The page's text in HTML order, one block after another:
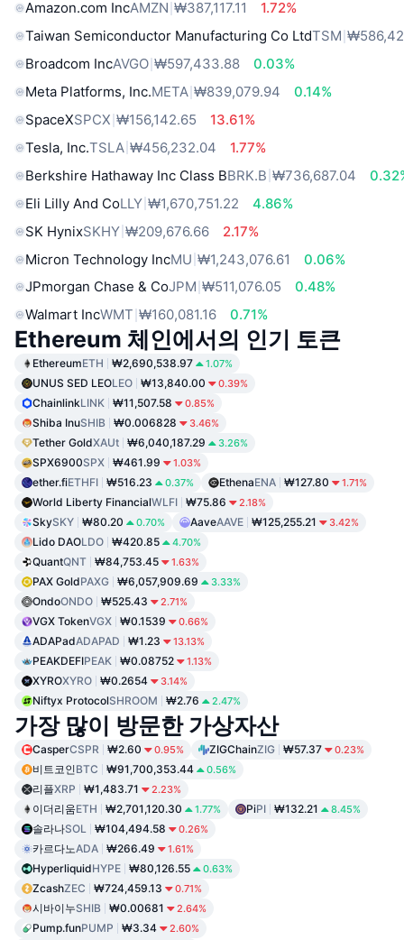
Amazon.com IncAMZN ₩387,117.11
1.72%
Taiwan Semiconductor Manufacturing Co LtdTSM
Broadcom IncAVGO ₩597,433.88
0.03%
Meta Platforms, Inc.META ₩839,079.94
0.14%
SpaceXSPCX ₩156,142.65
13.61%
Tesla, Inc.TSLA ₩456,232.04
1.77%
Berkshire Hathaway Inc Class BBRK.B ₩736,687.04
Eli Lilly And CoLLY ₩1,670,751.22
4.86%
SK HynixSKHY ₩209,676.66
2.17%
Micron Technology IncMU ₩1,243,076.61
0.06%
JPmorgan Chase & CoJPM ₩511,076.05
0.48%
Walmart IncWMT ₩160,081.16 0.71%
Ethereum 체인에서의 인기 토큰
EthereumETH ₩2,690,538.97 1.07%
UNUS SED LEOLEO ₩13,840.00 0.39%
ChainlinkLINK ₩11,507.58 0.85%
Shiba InuSHIB ₩0.006828 3.46%
Tether GoldXAUt ₩6,040,187.29 3.26%
SPX6900SPX ₩461.99 1.03%
ether.fiETHFI ₩516.23 0.37% EthenaENA ₩127.80 1.71%
World Liberty FinancialWLFI ₩75.86 2.18%
SkySKY ₩80.20 0.70% AaveAAVE ₩125,255.21 3.42%
Lido DAOLDO ₩420.85 4.70%
QuantQNT ₩84,753.45 1.63%
PAX GoldPAXG ₩6,057,909.69 3.33%
OndoONDO ₩525.43 2.71%
VGX TokenVGX ₩0.1539 0.66%
ADAPadADAPAD ₩1.23 13.13%
PEAKDEFIPEAK ₩0.08752 1.13%
XYROXYRO ₩0.2654 3.14%
Niftyx ProtocolSHROOM ₩2.76 2.47%
가장 많이 방문한 가상자산
CasperCSPR ₩2.60 0.95% ZIGChainZIG ₩57.37 0.23%
비트코인BTC ₩91,700,353.44 0.56%
리플XRP ₩1,483.71 2.23%
이더리움ETH ₩2,701,120.30 1.77% PiPI ₩132.21 8.45%
솔라나SOL ₩104,494.58 0.26%
카르다노ADA ₩266.49 1.61%
HyperliquidHYPE ₩80,126.55 0.63%
ZcashZEC ₩724,459.13 0.71%
시바이누SHIB ₩0.00681 2.64%
Pump.funPUMP ₩3.34 2.60%